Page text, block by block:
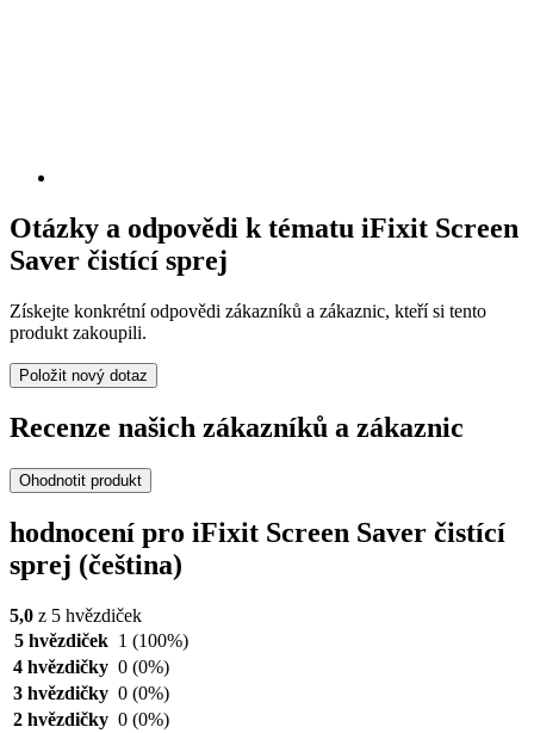
Otázky a odpovědi k tématu iFixit Screen
Saver čistící sprej
Získejte konkrétní odpovědi zákazníků a zákaznic, kteří si tento
produkt zakoupili.
Položit nový dotaz
Recenze našich zákazníků a zákaznic
Ohodnotit produkt
hodnocení pro iFixit Screen Saver čistící
sprej (čeština)
5,0 z 5 hvězdiček
5 hvězdiček 1 (100%)
4 hvězdičky 0 (0%)
3 hvězdičky 0 (0%)
2 hvězdičky 0 (0%)